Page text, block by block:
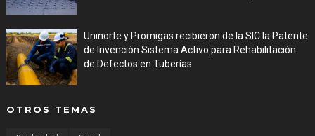
Uninorte y Promigas recibieron de la SIC la Patente
de Invención Sistema Activo para Rehabilitación
de Defectos en Tuberías
OTROS TEMAS